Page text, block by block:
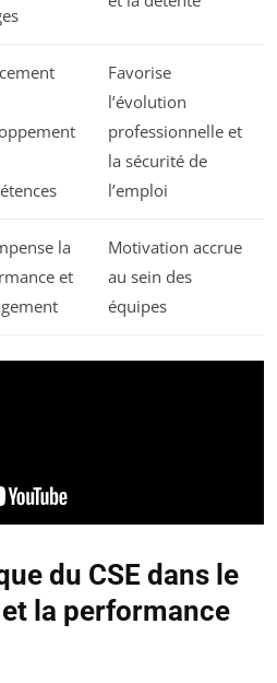
Favorise
l’évolution
professionnelle et
la sécurité de
l’emploi
la
et
Motivation accrue
au sein des
équipes
du CSE dans le
la performance